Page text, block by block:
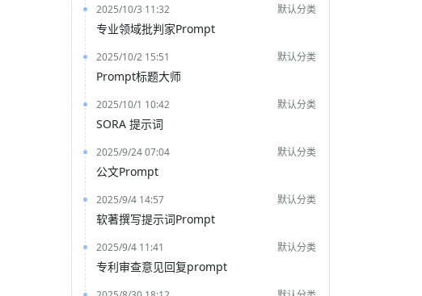
2025/10/3 11:32 默认分类
专业领域批判家Prompt
2025/10/2 15:51 默认分类
Prompt标题大师
2025/10/1 10:42 默认分类
SORA 提示词
2025/9/24 07:04 默认分类
公文Prompt
2025/9/4 14:57 默认分类
软著撰写提示词Prompt
2025/9/4 11:41 默认分类
专利审查意见回复prompt